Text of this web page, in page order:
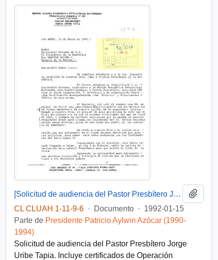
[Solicitud de audiencia del Pastor Presbítero Jorge Uribe Tapia]
CL CLUAH 1-11-9-6 · Documento · 1992-01-15
Parte de Presidente Patricio Aylwin Azócar (1990-
1994)
Solicitud de audiencia del Pastor Presbítero Jorge
Uribe Tapia. Incluye certificados de Operación